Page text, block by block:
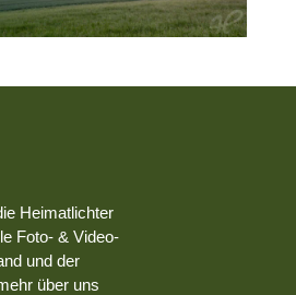
Heimatlichter
Foto- & Video-
und der
über uns